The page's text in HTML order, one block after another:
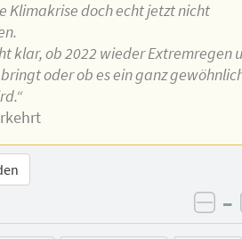
Klimakrise doch echt jetzt nicht
klar, ob 2022 wieder Extremregen
oder ob es ein ganz
–